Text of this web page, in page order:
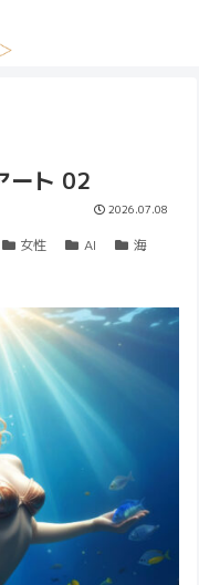
ート 02
2026.07.08
女性 AI
海